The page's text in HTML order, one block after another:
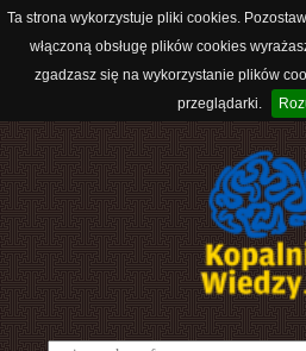
Ta strona wykorzystuje pliki cookies.
włączoną obsługę plików cookies
zgadzasz się na wykorzystanie plików
przeglądarki.